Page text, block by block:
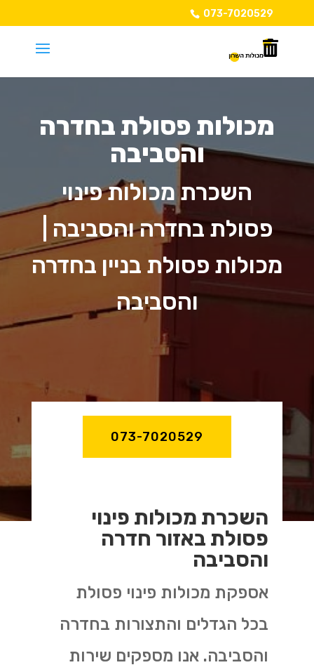
073-7020529
מכולות פסולת בחדרה
והסביבה
השכרת מכולות פינוי
פסולת בחדרה והסביבה |
מכולות פסולת בניין בחדרה
והסביבה
073-7020529
השכרת מכולות פינוי
פסולת באזור חדרה
והסביבה
אספקת מכולות פינוי פסולת
בכל הגדלים והתצורות בחדרה
והסביבה. אנו מספקים שירות